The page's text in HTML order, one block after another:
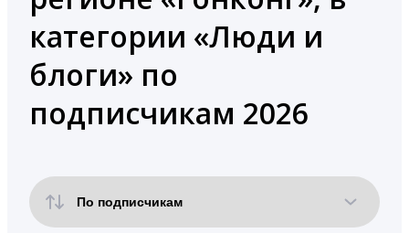
категории «Люди и
блоги» по
подписчикам 2026